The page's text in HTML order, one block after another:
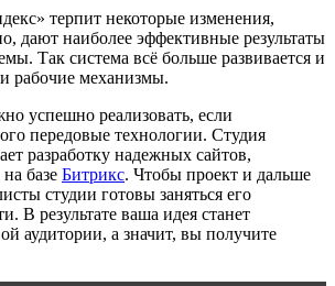
терпит некоторые изменения,
дают наиболее эффективные результаты
Так система всё больше развивается и
рабочие механизмы.
успешно реализовать, если
передовые технологии. Студия
разработку надежных сайтов,
базе Битрикс. Чтобы проект и дальше
студии готовы заняться его
В результате ваша идея станет
аудитории, а значит, вы получите